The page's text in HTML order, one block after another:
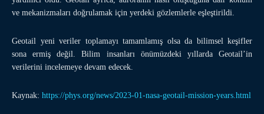
ve mekanizmaları doğrulamak için yerdeki gözlemlerle eşleştirildi.
Geotail yeni veriler toplamayı tamamlamış olsa da bilimsel keşifler
sona ermiş değil. Bilim insanları önümüzdeki yıllarda Geotail’in
verilerini incelemeye devam edecek.
Kaynak: https://phys.org/news/2023-01-nasa-geotail-mission-years.html